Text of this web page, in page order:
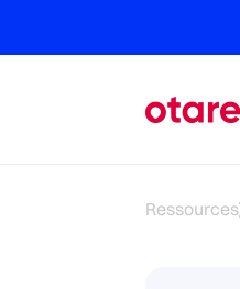
Ressources